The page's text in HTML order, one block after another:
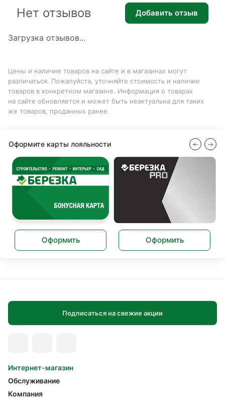
Загрузка отзывов...
Нет отзывов Добавить отзыв
Цены и наличие товаров на сайте и в магазинах могут
различаться. Пожалуйста, уточняйте стоимость и наличие
товаров в конкретном магазине. Информация о товарах
на сайте обновляется и может быть неактуальна для таких
же товаров, проданных ранее.
Оформите карты лояльности
Оформить Оформить
Подписаться на свежие акции
Интернет-магазин
Обслуживание
Компания